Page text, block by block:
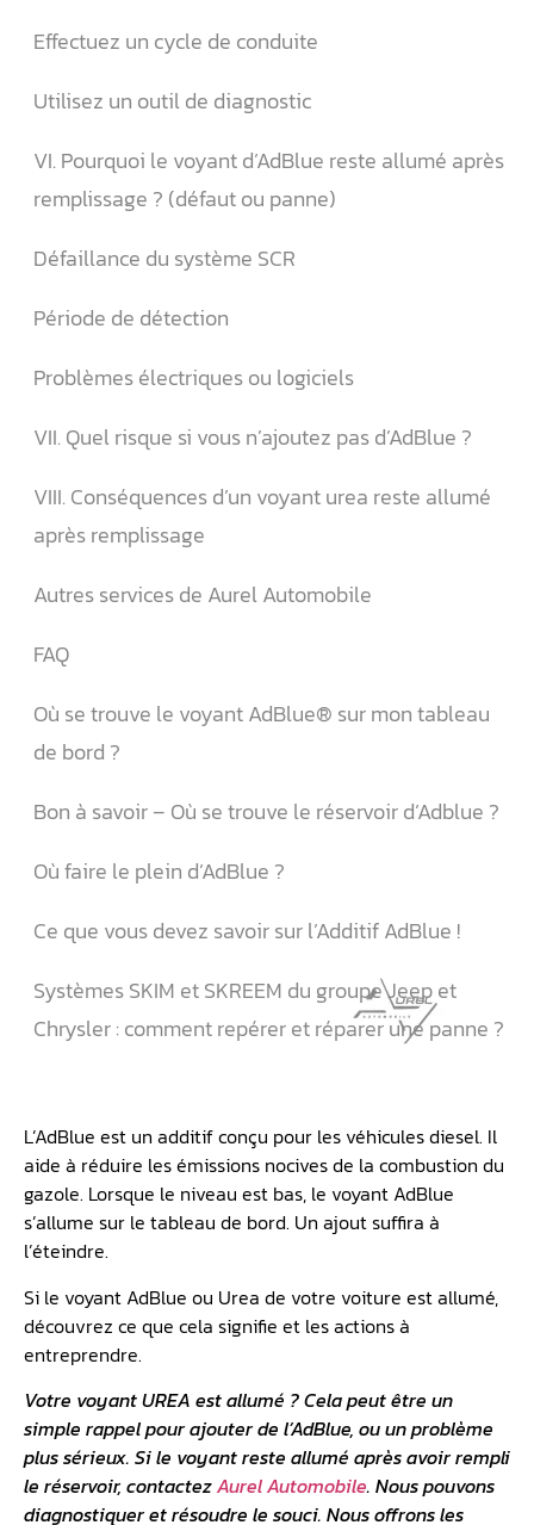
Effectuez un cycle de conduite
Utilisez un outil de diagnostic
VI. Pourquoi le voyant d’AdBlue reste allumé après
remplissage ? (défaut ou panne)
Défaillance du système SCR
Période de détection
Problèmes électriques ou logiciels
VII. Quel risque si vous n’ajoutez pas d’AdBlue ?
VIII. Conséquences d’un voyant urea reste allumé
après remplissage
Autres services de Aurel Automobile
FAQ
Où se trouve le voyant AdBlue® sur mon tableau
de bord ?
Bon à savoir – Où se trouve le réservoir d’Adblue ?
Où faire le plein d’AdBlue ?
Ce que vous devez savoir sur l’Additif AdBlue !
Systèmes SKIM et SKREEM du groupe Jeep et
Chrysler : comment repérer et réparer une panne ?
L’AdBlue est un additif conçu pour les véhicules diesel. Il
aide à réduire les émissions nocives de la combustion du
gazole. Lorsque le niveau est bas, le voyant AdBlue
s’allume sur le tableau de bord. Un ajout suffira à
l’éteindre.
Si le voyant AdBlue ou Urea de votre voiture est allumé,
découvrez ce que cela signifie et les actions à
entreprendre.
Votre voyant UREA est allumé ? Cela peut être un
simple rappel pour ajouter de l’AdBlue, ou un problème
plus sérieux. Si le voyant reste allumé après avoir rempli
le réservoir, contactezAurel Automobile. Nous pouvons
diagnostiquer et résoudre le souci. Nous offrons les